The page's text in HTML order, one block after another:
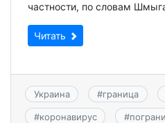
частности, по словам
Читать
Украина #граница
#коронавирус #